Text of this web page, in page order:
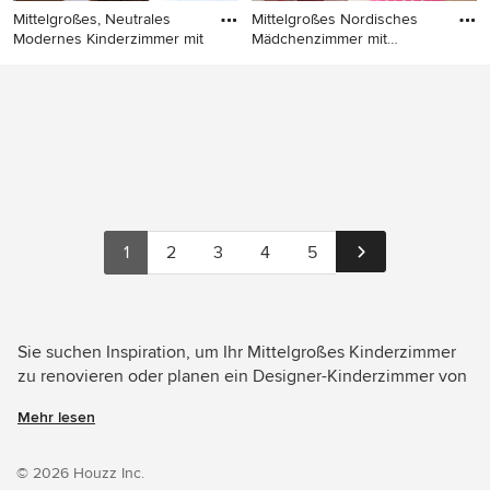
Mittelgroßes, Neutrales
Modernes Kinderzimmer mit
Mittelgroßes Nordisches
Mädchenzimmer mit
1 2 3 4 5
Sie suchen Inspiration, um Ihr Mittelgroßes Kinderzimmer
zu renovieren oder planen ein Designer-Kinderzimmer von
besten Designer, Inneneinrichter und Architekten dieses
Silvia Mallafré, Bioarquitectura e Interiorismo. Sehen Sie
Mehr lesen
© 2026 Houzz Inc.